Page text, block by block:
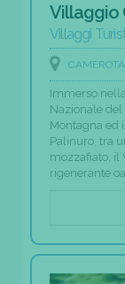
Villaggio
Villaggi
Immerso
Nazionale del
Montagna ed
Palinuro, tra
mozzafiato, il
rigenerante